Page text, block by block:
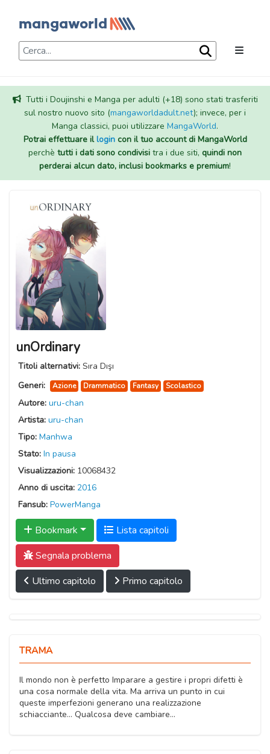
Tutti i Doujinshi e Manga per adulti (+18) sono stati trasferiti
sul nostro nuovo sito (mangaworldadult.net); invece, per i
Manga classici, puoi utilizzare MangaWorld.
Potrai effettuare illogincon il tuo account di MangaWorld
perchè tutti i dati sono condivisi tra i due siti, quindi non
perderai alcun dato, inclusi bookmarks e premium!
unOrdinary
Titoli alternativi: Sıra Dışı
Generi:
Azione Drammatico Fantasy Scolastico
Autore: uru-chan
Artista: uru-chan
Tipo: Manhwa
Stato: In pausa
Visualizzazioni: 10068432
Anno di uscita: 2016
Fansub: PowerManga
Bookmark
Lista capitoli
Segnala problema
Ultimo capitolo
Primo capitolo
TRAMA
Il mondo non è perfetto Imparare a gestire i propri difetti è
una cosa normale della vita. Ma arriva un punto in cui
queste imperfezioni generano una realizzazione
schiacciante… Qualcosa deve cambiare…